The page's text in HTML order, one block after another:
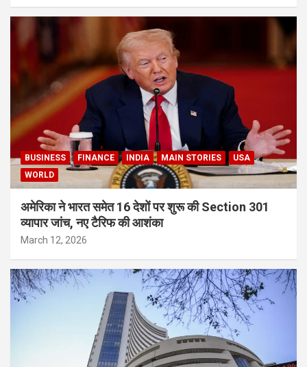
BUSINESS FINANCE INDIA MAIN STORIES
USA
WORLD
अमेरिका ने भारत समेत 16 देशों पर शुरू की Section 301
व्यापार जांच, नए टैरिफ की आशंका
March 12, 2026